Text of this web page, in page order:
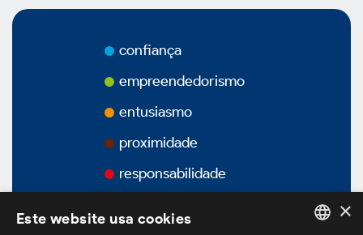
ESG
Prêmios
Vídeos
Podcasts
confiança
empreendedorismo
entusiasmo
proximidade
responsabilidade
×
Este website usa cookies